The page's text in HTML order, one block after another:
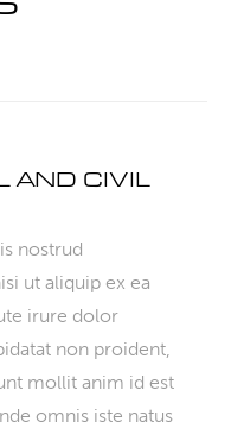
AND CIVIL
nostrud
ut aliquip ex ea
irure dolor
non proident,
mollit anim id est
omnis iste natus